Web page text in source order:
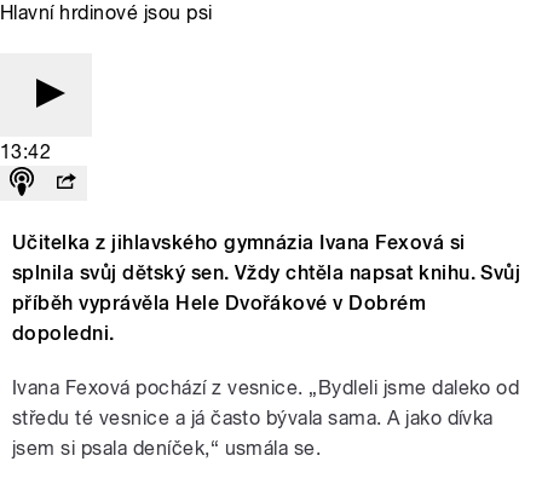
Hlavní hrdinové jsou psi
13:42
Učitelka z jihlavského gymnázia Ivana Fexová si
splnila svůj dětský sen. Vždy chtěla napsat knihu. Svůj
příběh vyprávěla Hele Dvořákové v Dobrém
dopoledni.
Ivana Fexová pochází z vesnice. „Bydleli jsme daleko od
středu té vesnice a já často bývala sama. A jako dívka
jsem si psala deníček,“ usmála se.